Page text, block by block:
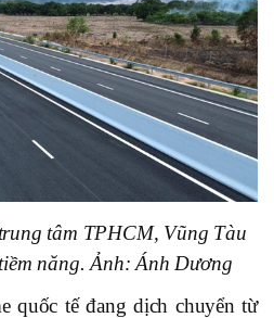
tâm TPHCM, Vũng Tàu
năng. Ảnh: Ánh Dương
quốc tế đang dịch chuyển từ